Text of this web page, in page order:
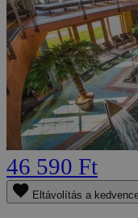
46 590 Ft
Eltávolítás a